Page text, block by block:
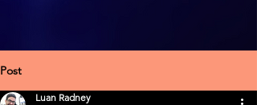
Post
Luan Radney